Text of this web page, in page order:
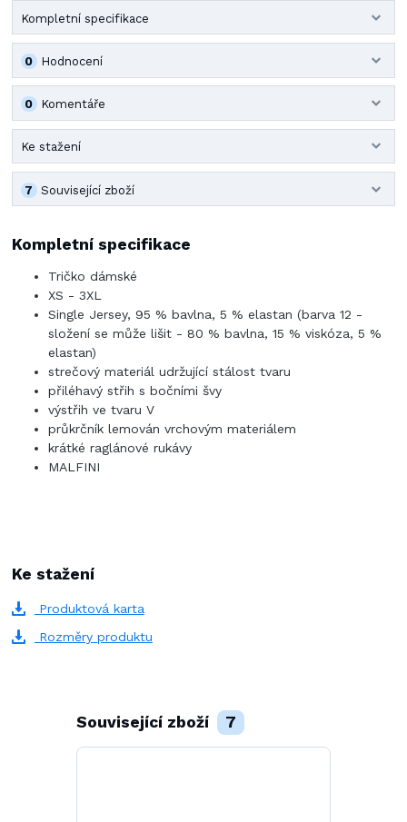
Kompletní specifikace
Hodnocení
0
Komentáře
0
Ke stažení
Související zboží
7
Kompletní specifikace
Tričko dámské
XS - 3XL
Single Jersey, 95 % bavlna, 5 % elastan (barva 12 -
složení se může lišit - 80 % bavlna, 15 % viskóza, 5 %
elastan)
strečový materiál udržující stálost tvaru
přiléhavý střih s bočními švy
výstřih ve tvaru V
průkrčník lemován vrchovým materiálem
krátké raglánové rukávy
MALFINI
Ke stažení
Produktová karta
Rozměry produktu
Související zboží 7